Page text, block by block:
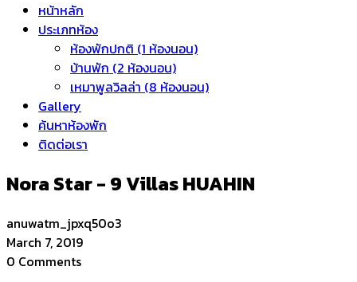
หน้าหลัก
ประเภทห้อง
ห้องพักปกติ (1 ห้องนอน)
บ้านพัก (2 ห้องนอน)
เหมาพูลวิลล่า (8 ห้องนอน)
Gallery
ค้นหาห้องพัก
ติดต่อเรา
Nora Star - 9 Villas HUAHIN
anuwatm_jpxq50o3
March 7, 2019
0 Comments